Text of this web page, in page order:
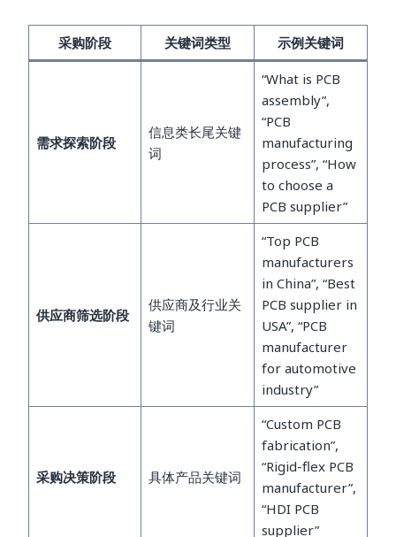
采购阶段 关键词类型 示例关键词
需求探索阶段
信息类长尾关键
词
“What is PCB
assembly”,
“PCB
manufacturing
process”, “How
to choose a
PCB supplier”
供应商筛选阶段
供应商及行业关
键词
“Top PCB
manufacturers
in China”, “Best
PCB supplier in
USA”, “PCB
manufacturer
for automotive
industry”
采购决策阶段 具体产品关键词
“Custom PCB
fabrication”,
“Rigid-flex PCB
manufacturer”,
“HDI PCB
supplier”